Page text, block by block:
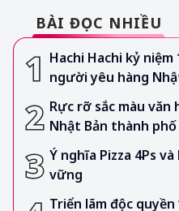
BÀI ĐỌC NHIỀU
Hachi Hachi kỷ
người yêu hàng
Rực rỡ sắc màu văn
Nhật Bản thành
Ý nghĩa Pizza 4Ps
vững
Triển lãm độc